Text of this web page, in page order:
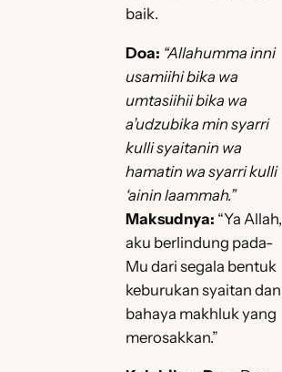
baik.
Doa: “Allahumma inni
usamiihi bika wa
umtasiihii bika wa
a’udzubika min syarri
kulli syaitanin wa
hamatin wa syarri kulli
‘ainin laammah.”
Maksudnya: “Ya Allah,
aku berlindung pada-
Mu dari segala bentuk
keburukan syaitan dan
bahaya makhluk yang
merosakkan.”